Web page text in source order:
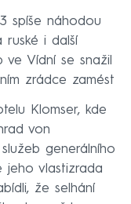
spíše náhodou
ruské i další
ve Vídní se snažil
zrádce zamést
Klomser, kde
von
generálního
jeho vlastizrada
že selhání